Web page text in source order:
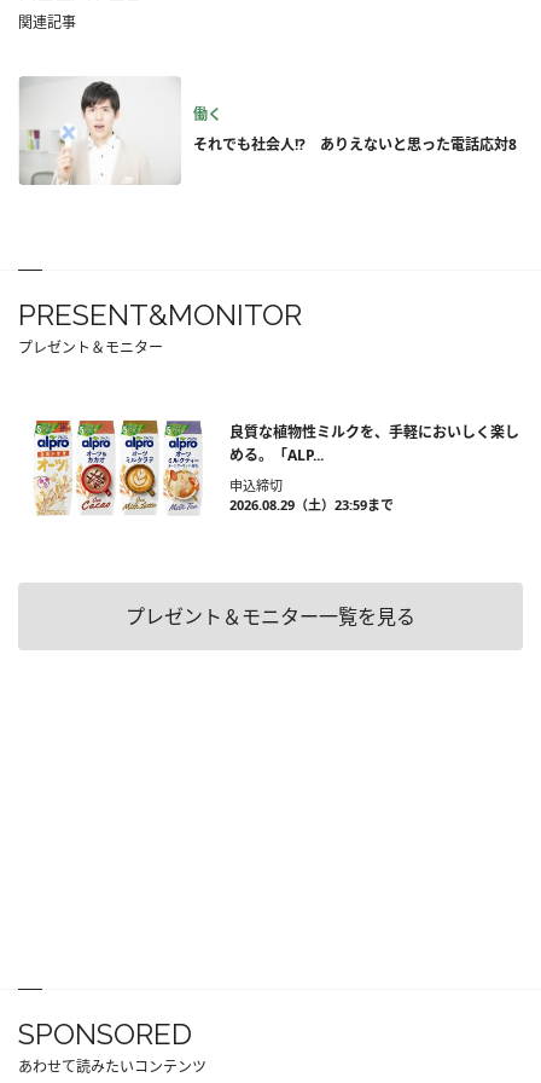
関連記事
働く
それでも社会人!? ありえないと思った電話応対8
PRESENT&MONITOR
プレゼント＆モニター
良質な植物性ミルクを、手軽においしく楽し
める。「ALP...
申込締切
2026.08.29（土）23:59まで
プレゼント＆モニター一覧を見る
SPONSORED
あわせて読みたいコンテンツ